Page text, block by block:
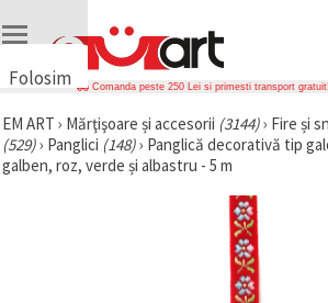
Folosim
uri
🍪 Folosim
cookie-uri
Comanda peste 250 Lei si primesti transport gratuit!
EM ART › Mărţişoare și accesorii (3144)› Fire și
(529)› Panglici (148)› Panglică decorativă tip
galben, roz, verde și albastru - 5 m